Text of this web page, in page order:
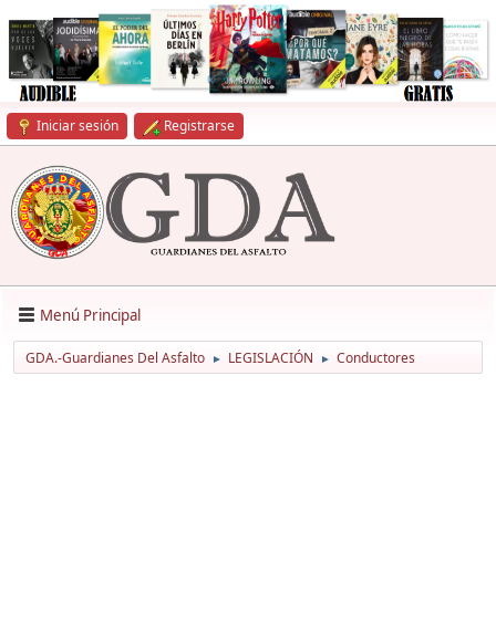
Iniciar sesión Registrarse
Menú Principal
GDA.-Guardianes Del Asfalto ► LEGISLACIÓN ► Conductores